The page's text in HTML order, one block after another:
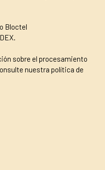
Bloctel
sobre el procesamiento
nuestra política de